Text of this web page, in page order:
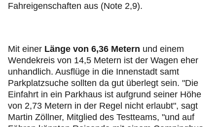
Fahreigenschaften aus (Note 2,9).
Mit einer Länge von 6,36 Metern und einem
Wendekreis von 14,5 Metern ist der Wagen eher
unhandlich. Ausflüge in die Innenstadt samt
Parkplatzsuche sollten da gut überlegt sein. "Die
Einfahrt in ein Parkhaus ist aufgrund seiner Höhe
von 2,73 Metern in der Regel nicht erlaubt", sagt
Martin Zöllner, Mitglied des Testteams, "und auf